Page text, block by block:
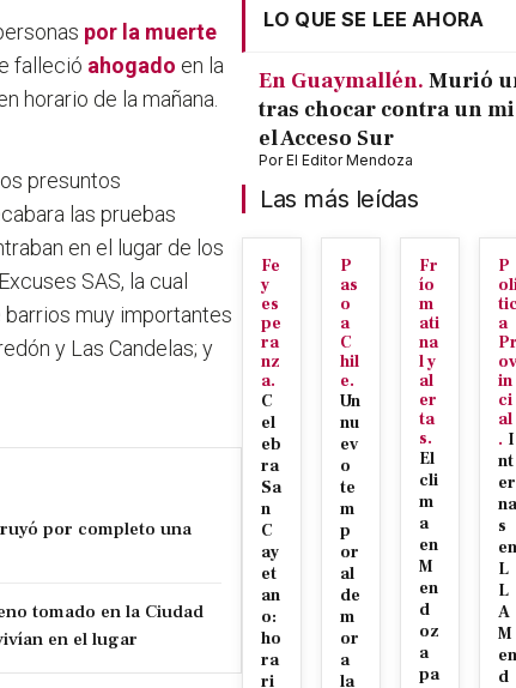
por la muerte
falleció ahogado en la
horario de la mañana.
presuntos
las pruebas
en el lugar de los
SAS, la cual
muy importantes
y Las Candelas; y
por completo una
tomado en la Ciudad
en el lugar
LO QUE SE LEE AHORA
En Guaymallén. Murió
tras chocar contra un
el Acceso Sur
PorEl Editor Mendoza
Las más leídas
Fe
y
es
pe
ra
nz
a.
C
el
eb
ra
Sa
n
C
ay
et
an
o:
ho
ra
ri
P
as
o
a
C
hil
e.
Un
nu
ev
o
te
m
p
or
al
de
m
or
a
la
Fr
ío
m
ati
na
l y
al
er
ta
s.
El
cli
m
a
en
M
en
d
oz
a
pa
P
a
ov
in
ci
al
. I
nt
er
na
s
en
L
L
A
M
en
d